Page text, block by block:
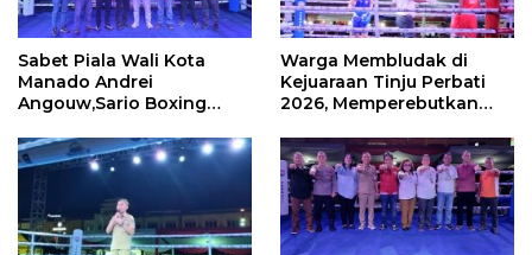
Sabet Piala Wali Kota
Manado Andrei
Angouw,Sario Boxing
Perbati 2026
Warga Membludak di
Kejuaraan Tinju Perbati
2026, Memperebutkan